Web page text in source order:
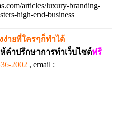
articles/luxury-branding-
high-end-business
ง่ายที่ใครๆก็ทำได้
ห้คำปรึกษาการทำเว็บไซต์ฟรี
2002 , email :